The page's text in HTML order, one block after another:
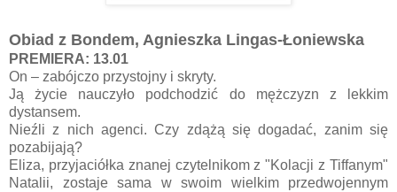
Obiad z Bondem, Agnieszka Lingas-Łoniewska
PREMIERA: 13.01
On – zabójczo przystojny i skryty.
Ją życie nauczyło podchodzić do mężczyzn z lekkim
dystansem.
Nieźli z nich agenci. Czy zdążą się dogadać, zanim się
pozabijają?
Eliza, przyjaciółka znanej czytelnikom z "Kolacji z Tiffanym"
Natalii, zostaje sama w swoim wielkim przedwojennym